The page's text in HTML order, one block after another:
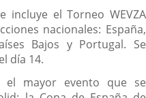
incluye el Torneo WEVZA
nacionales: España,
Bajos y Portugal. Se
día 14.
el mayor evento que se